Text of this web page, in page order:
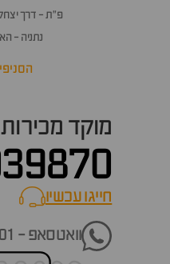
פ״ת - דרך יצחק רבין 5,
נתניה -
מוקד מכירות
חייגו עכשיוnow
וואטסאפ - 054-3887201